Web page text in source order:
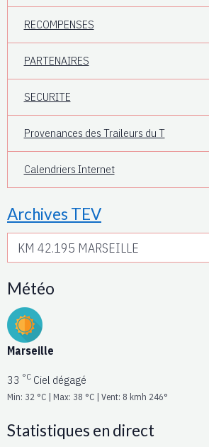
RECOMPENSES
PARTENAIRES
SECURITE
Provenances des Traileurs du T
Calendriers Internet
Archives TEV
Météo
Marseille
33 °C Ciel dégagé
Min: 32 °C | Max: 38 °C | Vent: 8 kmh 246°
Statistiques en direct